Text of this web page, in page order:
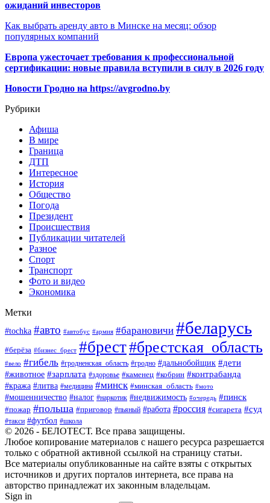
ожиданий инвесторов
Как выбрать аренду авто в Минске на месяц: обзор
популярных компаний
Европа ужесточает требования к профессиональной
сертификации: новые правила вступили в силу в 2026 году
Новости Гродно на https://avgrodno.by
Рубрики
Афиша
В мире
Граница
ДТП
Интересное
История
Общество
Погода
Президент
Происшествия
Публикации читателей
Разное
Спорт
Транспорт
Фото и видео
Экономика
Метки
#tochka #авто #автобус #армия #барановичи #беларусь
#берёза #бизнес_брест #брест#брестская_область
#вело #гибель #гродненская_область #гродно #дальнобойщик #дети
#животное #зарплата #здоровье #каменец #кобрин #контрабанда
#кража #литва #медицина #минск #минская_область #мото
#мошенничество #налог #наркотик #недвижимость #очередь #пинск
#пожар #польша #приговор #пьяный #работа #россия #сигарета #суд
#такси #футбол #школа
© 2026 - БЕЛОТЕСТ. Все права защищены.
Любое копирование материалов с нашего ресурса разрешается
только с обратной активной ссылкой на страницу статьи.
Все материалы опубликованные на сайте взяты с открытых
источников и других порталов интернета, все права на
авторство принадлежат их законным владельцам.
Sign in